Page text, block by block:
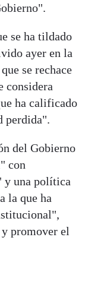
se ha tildado
ayer en la
se rechace
considera
ha calificado
perdida".
del Gobierno
con
y una política
la que ha
promover el